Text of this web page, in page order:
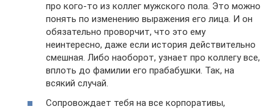
про кого-то из коллег мужского пола. Это можно
понять по изменению выражения его лица. И он
обязательно проворчит, что это ему
неинтересно, даже если история действительно
смешная. Либо наоборот, узнает про коллегу все,
вплоть до фамилии его прабабушки. Так, на
всякий случай.
Сопровождает тебя на все корпоративы,